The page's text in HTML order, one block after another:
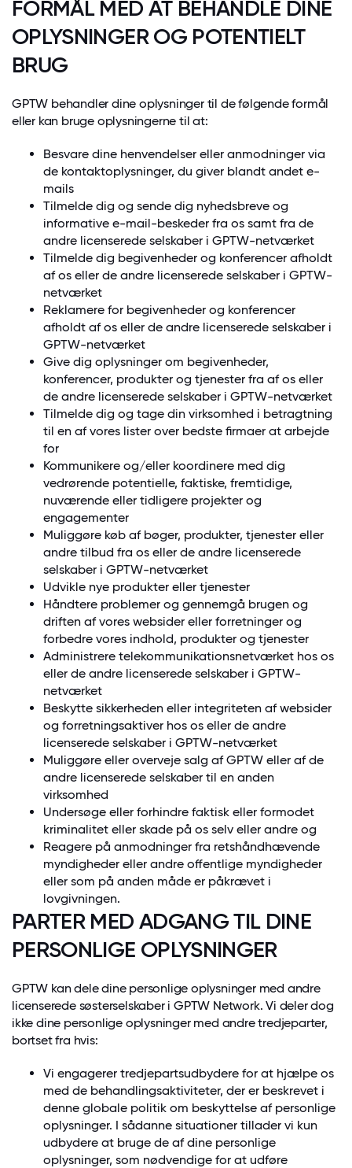
FORMÅL MED AT BEHANDLE DINE
OPLYSNINGER OG POTENTIELT
BRUG
GPTW behandler dine oplysninger til de følgende formål
eller kan bruge oplysningerne til at:
Besvare dine henvendelser eller anmodninger via
de kontaktoplysninger, du giver blandt andet e-
mails
Tilmelde dig og sende dig nyhedsbreve og
informative e-mail-beskeder fra os samt fra de
andre licenserede selskaber i GPTW-netværket
Tilmelde dig begivenheder og konferencer afholdt
af os eller de andre licenserede selskaber i GPTW-
netværket
Reklamere for begivenheder og konferencer
afholdt af os eller de andre licenserede selskaber i
GPTW-netværket
Give dig oplysninger om begivenheder,
konferencer, produkter og tjenester fra af os eller
de andre licenserede selskaber i GPTW-netværket
Tilmelde dig og tage din virksomhed i betragtning
til en af vores lister over bedste firmaer at arbejde
for
Kommunikere og/eller koordinere med dig
vedrørende potentielle, faktiske, fremtidige,
nuværende eller tidligere projekter og
engagementer
Muliggøre køb af bøger, produkter, tjenester eller
andre tilbud fra os eller de andre licenserede
selskaber i GPTW-netværket
Udvikle nye produkter eller tjenester
Håndtere problemer og gennemgå brugen og
driften af vores websider eller forretninger og
forbedre vores indhold, produkter og tjenester
Administrere telekommunikationsnetværket hos os
eller de andre licenserede selskaber i GPTW-
netværket
Beskytte sikkerheden eller integriteten af websider
og forretningsaktiver hos os eller de andre
licenserede selskaber i GPTW-netværket
Muliggøre eller overveje salg af GPTW eller af de
andre licenserede selskaber til en anden
virksomhed
Undersøge eller forhindre faktisk eller formodet
kriminalitet eller skade på os selv eller andre og
Reagere på anmodninger fra retshåndhævende
myndigheder eller andre offentlige myndigheder
eller som på anden måde er påkrævet i
lovgivningen.
PARTER MED ADGANG TIL DINE
PERSONLIGE OPLYSNINGER
GPTW kan dele dine personlige oplysninger med andre
licenserede søsterselskaber i GPTW Network. Vi deler dog
ikke dine personlige oplysninger med andre tredjeparter,
bortset fra hvis:
Vi engagerer tredjepartsudbydere for at hjælpe os
med de behandlingsaktiviteter, der er beskrevet i
denne globale politik om beskyttelse af personlige
oplysninger. I sådanne situationer tillader vi kun
udbydere at bruge de af dine personlige
oplysninger, som nødvendige for at udføre